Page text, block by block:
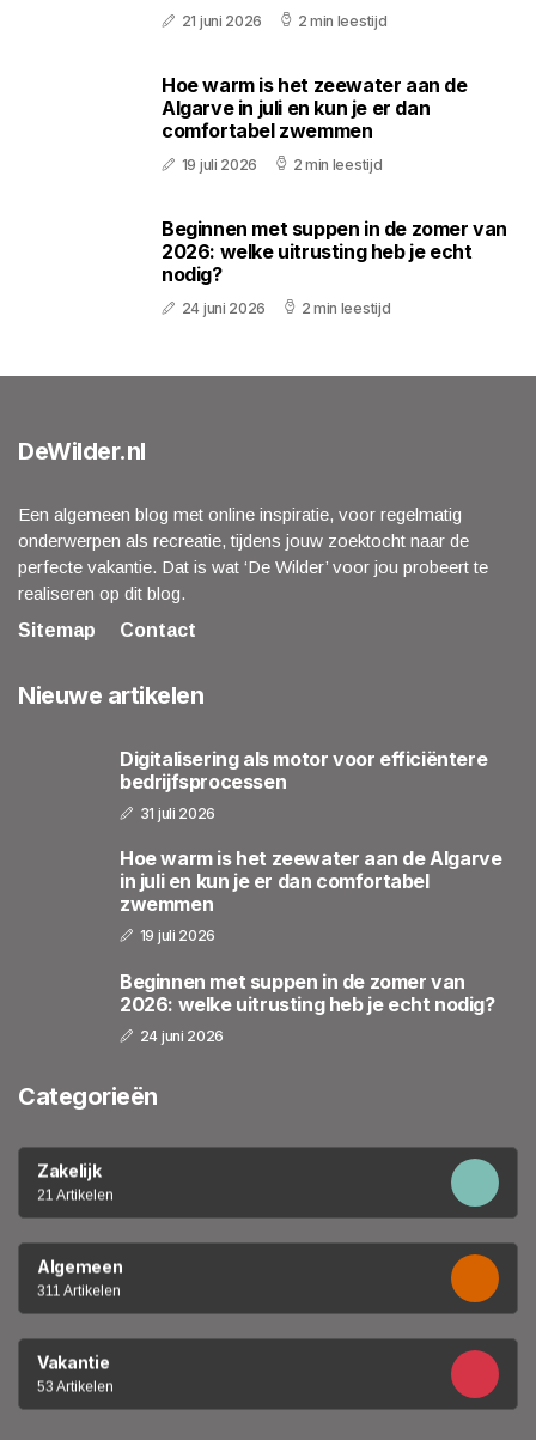
21 juni 2026 2 min leestijd
Hoe warm is het zeewater aan de
Algarve in juli en kun je er dan
comfortabel zwemmen
19 juli 2026 2 min leestijd
Beginnen met suppen in de zomer van
2026: welke uitrusting heb je echt
nodig?
24 juni 2026 2 min leestijd
DeWilder.nl
Een algemeen blog met online inspiratie, voor regelmatig
onderwerpen als recreatie, tijdens jouw zoektocht naar de
perfecte vakantie. Dat is wat ‘De Wilder’ voor jou probeert te
realiseren op dit blog.
Sitemap
Contact
Nieuwe artikelen
Digitalisering als motor voor efficiëntere
bedrijfsprocessen
31 juli 2026
Hoe warm is het zeewater aan de Algarve
in juli en kun je er dan comfortabel
zwemmen
19 juli 2026
Beginnen met suppen in de zomer van
2026: welke uitrusting heb je echt nodig?
24 juni 2026
Categorieën
Zakelijk
21 Artikelen
Algemeen
311 Artikelen
Vakantie
53 Artikelen